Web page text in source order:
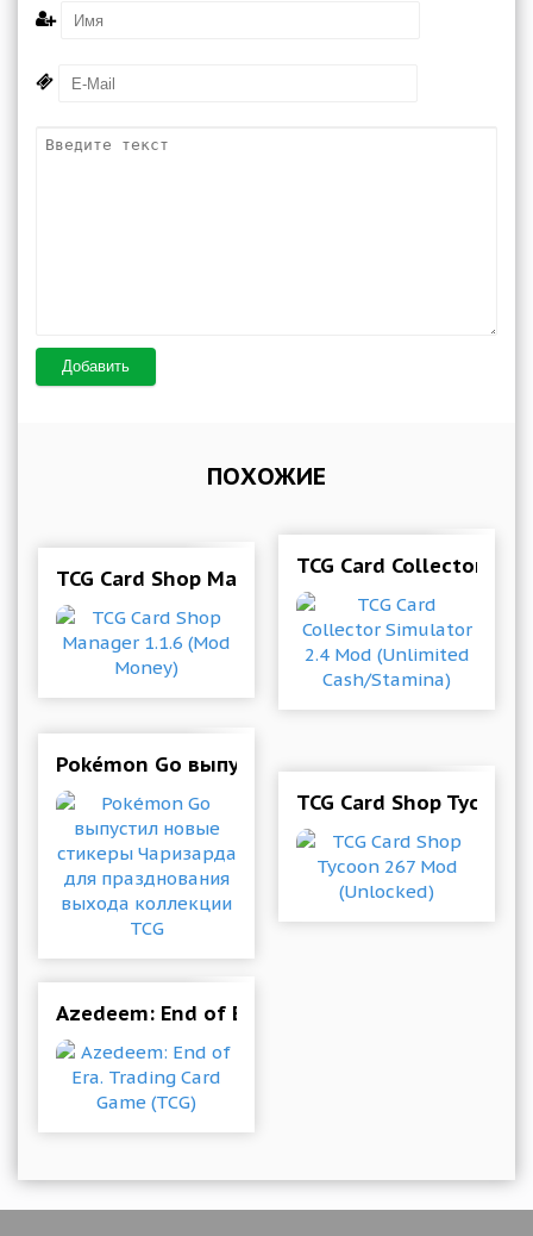
Добавить
ПОХОЖИЕ
TCG Card Shop Manager 1.1.6 (Mod Money)
TCG Card Collector
Pokémon Go выпустил новые стикеры
TCG Card Shop
Azedeem: End of Era. Trading Card Game (TCG)